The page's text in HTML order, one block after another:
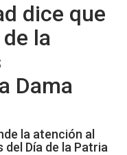
dice que
la
Dama
la atención al
Día de la Patria